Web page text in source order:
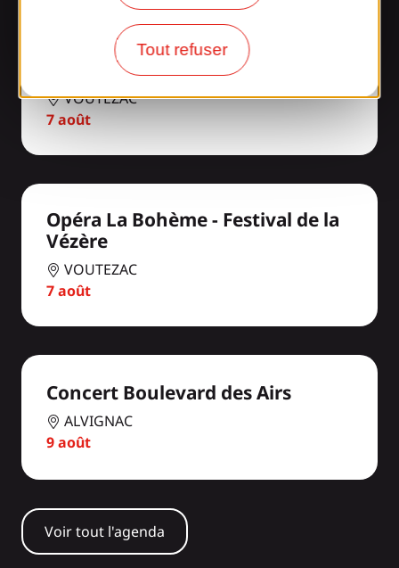
Tout refuser
Descente en canoë commentée
Le Saillant - Saint Viance (Base
Sports Loisirs Vézère)
VOUTEZAC
7 août
Opéra La Bohème - Festival de la
Vézère
VOUTEZAC
7 août
Concert Boulevard des Airs
ALVIGNAC
9 août
Voir tout l'agenda